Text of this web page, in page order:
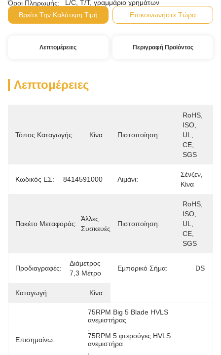
Όροι Πληρωμής:
L/C, T/T, γραμμάριο χρημάτων
Βρείτε Την Καλύτερη Τιμή
Επικοινωνήστε Τώρα
Λεπτομέρειες Περιγραφή Προϊόντος
Λεπτομέρειες
Τόπος Καταγωγής: Κίνα Πιστοποίηση:
RoHS,
ISO,
UL,
CE,
SGS
Κωδικός ΕΣ: 8414591000 Λιμάνι:
Σένζεν,
Κίνα
Πακέτο Μεταφοράς:
Άλλες
Συσκευές
Πιστοποίηση:
RoHS,
ISO,
UL,
CE,
SGS
Προδιαγραφές:
Διάμετρος
7,3 Μέτρο
Εμπορικό Σήμα: DS
Καταγωγή: Κίνα
Επισημαίνω:
75RPM Big 5 Blade HVLS
ανεμιστήρας
75RPM 5 φτερούγες HVLS
ανεμιστήρα